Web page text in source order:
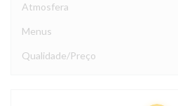
Atmosfera
Menus
Qualidade/Preço